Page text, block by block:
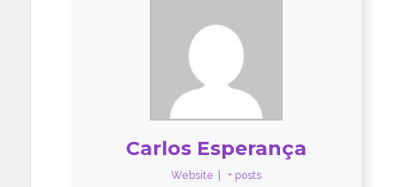
Carlos Esperança
Website + posts